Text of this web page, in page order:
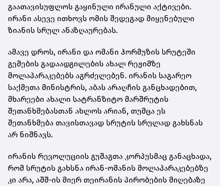
გაათავისუფლოს გაყინული ირანული აქტივები.
ირანი ასევე ითხოვს ომის შედეგად მიყენებული
ზიანის სრულ ანაზღაურებას.
ამავე დროს, ირანი და ომანი ჰორმუზის სრუტეში
გემების გადაადგილების ახალ რეჟიმზე
მოლაპარაკებებს აგრძელებენ. ირანის საგარეო
საქმეთა მინისტრის, აბას არაღჩის განცხადებით,
მხარეები ახალი სატრანზიტო მარშრუტის
შეთანხმებასთან ახლოს არიან, თუმცა ეს
შეთანხმება თავისთავად სრუტის სრულად გახსნას
არ ნიშნავს.
ირანის რევოლუციის გუშაგთა კორპუსმაც განაცხადა,
რომ სრუტის გახსნა ირან-ომანის მოლაპარაკებებზე
კი არა, აშშ-ის მიერ თეირანის პირობების მიღებაზე